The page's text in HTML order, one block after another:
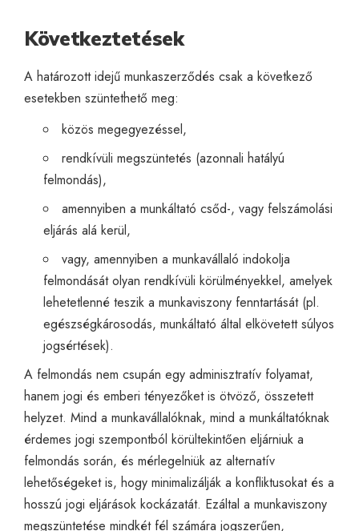
Következtetések
A határozott idejű munkaszerződés csak a következő
esetekben szüntethető meg:
közös megegyezéssel,
rendkívüli megszüntetés (azonnali hatályú
felmondás),
amennyiben a munkáltató csőd-, vagy felszámolási
eljárás alá kerül,
vagy, amennyiben a munkavállaló indokolja
felmondását olyan rendkívüli körülményekkel, amelyek
lehetetlenné teszik a munkaviszony fenntartását (pl.
egészségkárosodás, munkáltató által elkövetett súlyos
jogsértések).
A felmondás nem csupán egy adminisztratív folyamat,
hanem jogi és emberi tényezőket is ötvöző, összetett
helyzet. Mind a munkavállalóknak, mind a munkáltatóknak
érdemes jogi szempontból körültekintően eljárniuk a
felmondás során, és mérlegelniük az alternatív
lehetőségeket is, hogy minimalizálják a konfliktusokat és a
hosszú jogi eljárások kockázatát. Ezáltal a munkaviszony
megszüntetése mindkét fél számára jogszerűen,